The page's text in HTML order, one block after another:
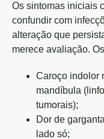
Os sintomas iniciais
confundir com
alteração que
merece avaliação.
Caroço indolor
mandíbula
tumorais);
Dor de
lado só;